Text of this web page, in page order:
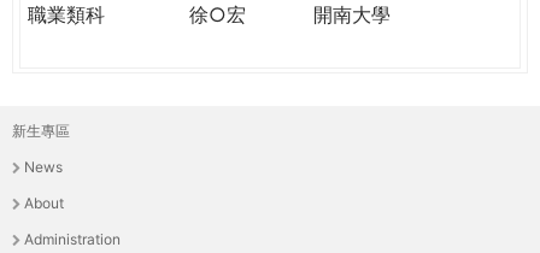
職業類科
徐○宏 開南大學
主
選
單
新生專區
News
About
Administration